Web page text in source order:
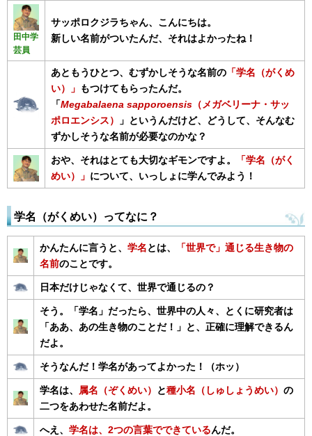
田中学
芸員
サッポロクジラちゃん、こんにちは。
新しい名前がついたんだ、それはよかったね！
あともうひとつ、むずかしそうな名前の 「学名（がくめ
い）」 もつけてもらったんだ。
「Megabalaena sapporoensis （メガベリーナ・サッ
ポロエンシス）
」というんだけど、どうして、そんなむ
ずかしそうな名前が必要なのかな？
おや、それはとても大切なギモンですよ。
「学名（がく
めい）」 について、いっしょに学んでみよう！
学名（がくめい）ってなに？
かんたんに言うと、 学名とは、
「世界で」通じる生き物の
名前のことです。
日本だけじゃなくて、世界で通じるの？
そう。「学名」だったら、世界中の人々、とくに研究者は
「ああ、あの生き物のことだ！」と、正確に理解できるん
だよ。
そうなんだ！学名があってよかった！（ホッ）
学名は、 属名（ぞくめい） と種小名（しゅしょうめい） の
二つをあわせた名前だよ。
へえ、 学名は、2つの言葉でできているんだ。